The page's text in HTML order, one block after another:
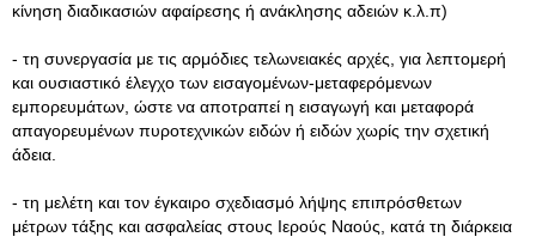
κίνηση διαδικασιών αφαίρεσης ή ανάκλησης αδειών κ.λ.π)
- τη συνεργασία με τις αρμόδιες τελωνειακές αρχές, για λεπτομερή
και ουσιαστικό έλεγχο των εισαγομένων-μεταφερόμενων
εμπορευμάτων, ώστε να αποτραπεί η εισαγωγή και μεταφορά
απαγορευμένων πυροτεχνικών ειδών ή ειδών χωρίς την σχετική
άδεια.
- τη μελέτη και τον έγκαιρο σχεδιασμό λήψης επιπρόσθετων
μέτρων τάξης και ασφαλείας στους Ιερούς Ναούς, κατά τη διάρκεια